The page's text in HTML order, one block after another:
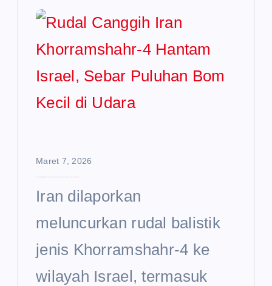
Maret 7, 2026
Iran dilaporkan
meluncurkan rudal balistik
jenis Khorramshahr-4 ke
wilayah Israel, termasuk